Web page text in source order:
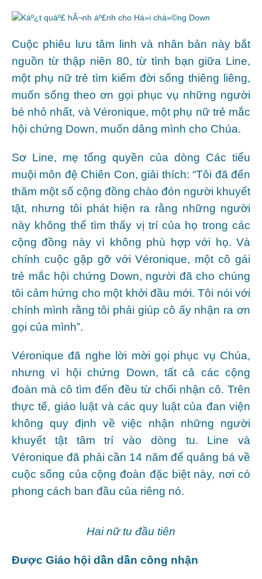
Cuộc phiêu lưu tâm linh và nhân bản này bắt
nguồn từ thập niên 80, từ tình bạn giữa Line,
một phụ nữ trẻ tìm kiếm đời sống thiêng liêng,
muốn sống theo ơn gọi phục vụ những người
bé nhỏ nhất, và Véronique, một phụ nữ trẻ mắc
hội chứng Down, muốn dâng mình cho Chúa.
Sơ Line, mẹ tổng quyền của dòng Các tiểu
muội môn đệ Chiên Con, giải thích: “Tôi đã đến
thăm một số cộng đồng chào đón người khuyết
tật, nhưng tôi phát hiện ra rằng những người
này không thể tìm thấy vị trí của họ trong các
cộng đồng này vì không phù hợp với họ. Và
chính cuộc gặp gỡ với Véronique, một cô gái
trẻ mắc hội chứng Down, người đã cho chúng
tôi cảm hứng cho một khởi đầu mới. Tôi nói với
chính mình rằng tôi phải giúp cô ấy nhận ra ơn
gọi của mình”.
Véronique đã nghe lời mời gọi phục vụ Chúa,
nhưng vì hội chứng Down, tất cả các cộng
đoàn mà cô tìm đến đều từ chối nhận cô. Trên
thực tế, giáo luật và các quy luật của đan viện
không quy định về việc nhận những người
khuyết tật tâm trí vào dòng tu. Line và
Véronique đã phải cần 14 năm để quảng bá về
cuộc sống của cộng đoàn đặc biệt này, nơi có
phong cách ban đầu của riêng nó.
Hai nữ tu đầu tiên
Được Giáo hội dần dần công nhận